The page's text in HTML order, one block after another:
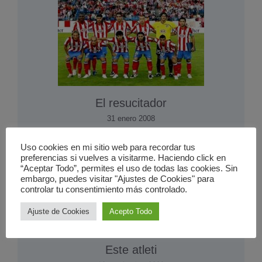
El resucitador
31 enero 2008
Este atleti
Uso cookies en mi sitio web para recordar tus
preferencias si vuelves a visitarme. Haciendo click en
“Aceptar Todo”, permites el uso de todas las cookies. Sin
embargo, puedes visitar "Ajustes de Cookies" para
controlar tu consentimiento más controlado.
Ajuste de Cookies Acepto Todo